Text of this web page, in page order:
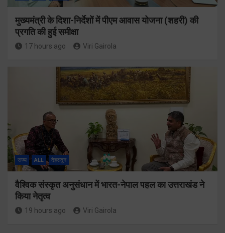
मुख्यमंत्री के दिशा-निर्देशों में पीएम आवास योजना (शहरी) की
प्रगति की हुई समीक्षा
17 hours ago Viri Gairola
राज्य ALL देहरादून
वैश्विक संस्कृत अनुसंधान में भारत-नेपाल पहल का उत्तराखंड ने
किया नेतृत्व
19 hours ago Viri Gairola